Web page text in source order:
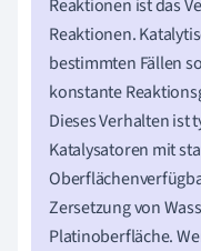
Reaktionen ist das
Reaktionen.
bestimmten Fällen
konstante
Dieses Verhalten ist
Katalysatoren mit
Zersetzung von
Platinoberfläche.